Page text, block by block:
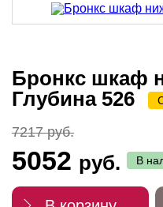
Бронкс шкаф
Глубина 526
7217 руб.
5052 руб. В